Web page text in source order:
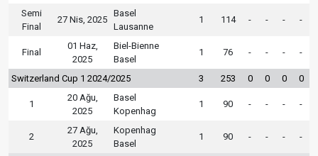
Semi
Final
27 Nis, 2025
Basel
Lausanne
1 114 - - - -
Final
01 Haz,
2025
Biel-Bienne
Basel
1 76 - - - -
Switzerland Cup 1 2024/2025 3 253 0 0 0 0
1
20 Ağu,
2025
Basel
Kopenhag
1 90 - - - -
2
27 Ağu,
2025
Kopenhag
Basel
1 90 - - - -